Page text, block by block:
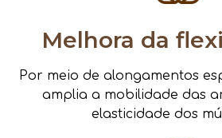
Melhora da
Por meio de alongamentos
amplia a mobilidade das
elasticidade dos